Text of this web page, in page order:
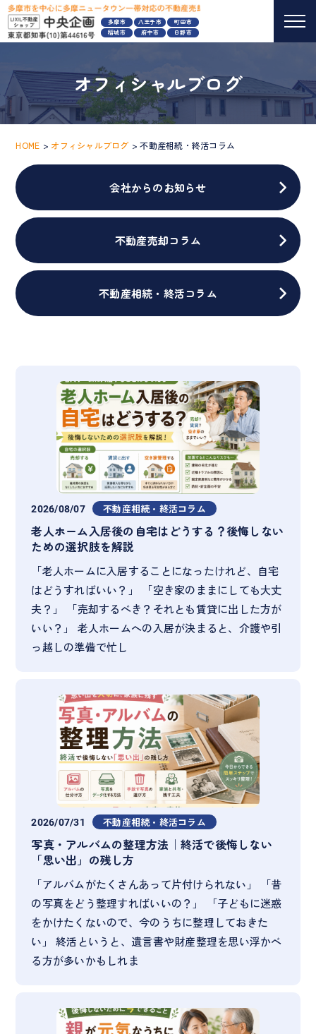
多摩市 八王子市
町田市
稲城市
府中市 日野市
オフィシャルブログ
HOME オフィシャルブログ 不動産相続・終活コラム
会社からのお知らせ
不動産売却コラム
不動産相続・終活コラム
2026/08/07 不動産相続・終活コラム
老人ホーム入居後の自宅はどうする？後悔しない
ための選択肢を解説
「老人ホームに入居することになったけれど、自宅
はどうすればいい？」 「空き家のままにしても大丈
夫？」 「売却するべき？それとも賃貸に出した方が
いい？」 老人ホームへの入居が決まると、介護や引
っ越しの準備で忙し
2026/07/31 不動産相続・終活コラム
写真・アルバムの整理方法｜終活で後悔しない
「思い出」の残し方
「アルバムがたくさんあって片付けられない」 「昔
の写真をどう整理すればいいの？」 「子どもに迷惑
をかけたくないので、今のうちに整理しておきた
い」 終活というと、遺言書や財産整理を思い浮かべ
る方が多いかもしれま